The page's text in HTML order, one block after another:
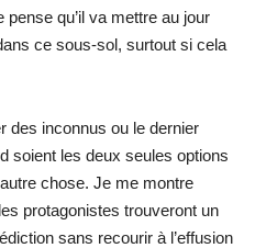
qu’il va mettre au jour
ce sous-sol, surtout si cela
des inconnus ou le dernier
soient les deux seules options
chose. Je me montre
protagonistes trouveront un
sans recourir à l’effusion